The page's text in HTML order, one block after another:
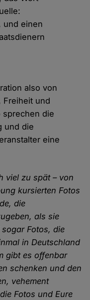
und einen
also von
Freiheit und
sprechen die
und die
eine
viel zu spät – von
kursierten Fotos
die
als sie
Fotos, die
in Deutschland
gibt es offenbar
schenken und den
vehement
Fotos und Eure